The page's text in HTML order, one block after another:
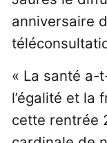
anniversaire
« La santé a-
l’égalité et la
cette rentrée